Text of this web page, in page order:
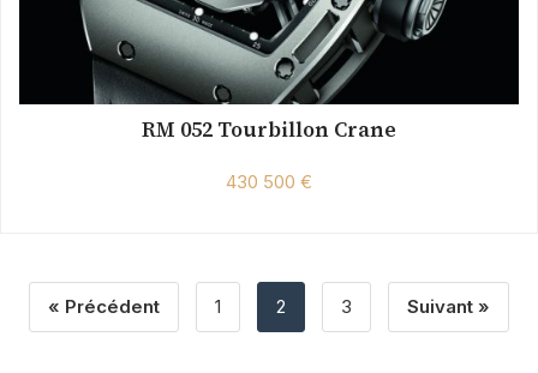
RM 052 Tourbillon Crane
430 500 €
« Précédent 1 2 3 Suivant »